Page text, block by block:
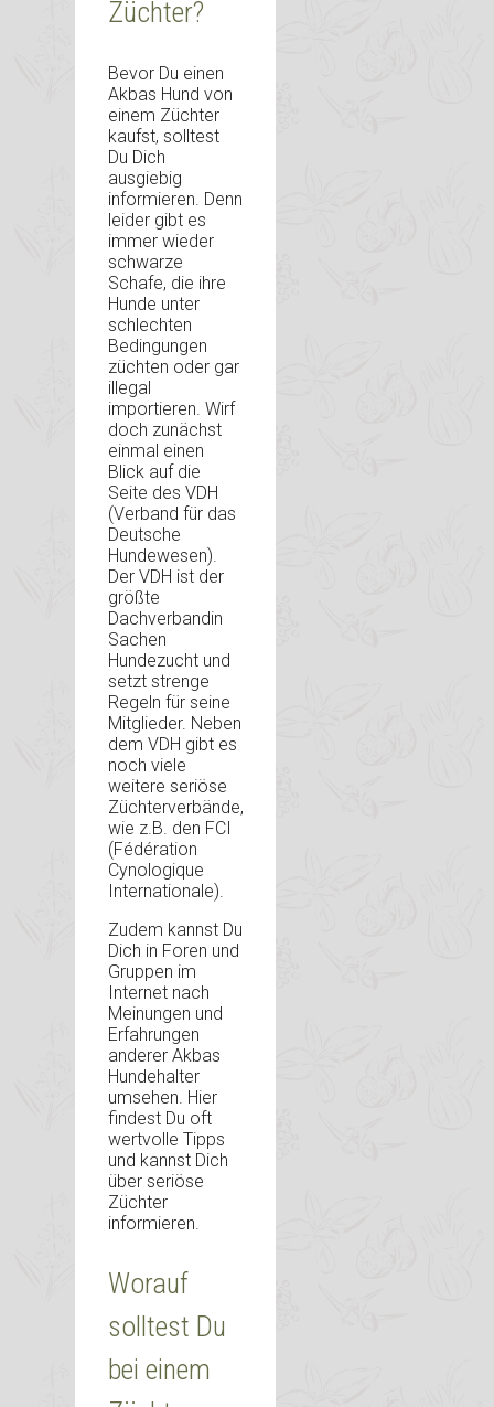
Züchter?
Bevor Du einen
Akbas Hund von
einem Züchter
kaufst, solltest
Du Dich
ausgiebig
informieren. Denn
leider gibt es
immer wieder
schwarze
Schafe, die ihre
Hunde unter
schlechten
Bedingungen
züchten oder gar
illegal
importieren. Wirf
doch zunächst
einmal einen
Blick auf die
Seite des VDH
(Verband für das
Deutsche
Hundewesen).
Der VDH ist der
größte
Dachverbandin
Sachen
Hundezucht und
setzt strenge
Regeln für seine
Mitglieder. Neben
dem VDH gibt es
noch viele
weitere seriöse
Züchterverbände,
wie z.B. den FCI
(Fédération
Cynologique
Internationale).
Zudem kannst Du
Dich in Foren und
Gruppen im
Internet nach
Meinungen und
Erfahrungen
anderer Akbas
Hundehalter
umsehen. Hier
findest Du oft
wertvolle Tipps
und kannst Dich
über seriöse
Züchter
informieren.
Worauf
solltest Du
bei einem